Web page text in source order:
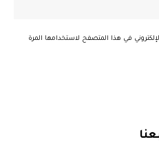
في هذا المتصفح لاستخدامها المرة